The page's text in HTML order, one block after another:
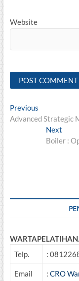
Website
Post
navigation
PreviousPrevious
post:
Advanced Strategic
Next
post:
Boiler :
Telp.
:
Email : CRO